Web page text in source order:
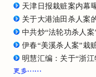
天津日报栽赃案内幕
关于大港油田杀人案
中共炒“法轮功杀人
伊春“美溪杀人案”栽
明慧汇编：关于“浙